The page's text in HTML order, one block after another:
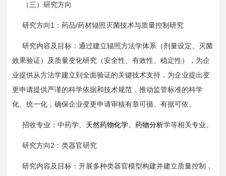
（三）研究方向
研究方向 1 ：药品/药材辐照灭菌技术与质量控制研究
研究内容及目标：通过建立辐照方法学体系（剂量设定、灭菌
效果验证）及质量变化研究（安全性、有效性、稳定性），为企
业提供从方法学建立到全面验证的关键技术支持，为企业提出变
更申请提供严谨的科学依据和技术规范，推动监管标准的科学
化、统一化，确保企业变更申请审核有章可循、有据可依。
招收专业：中药学、 天然药物化学、药物分析学等相关专业。
研究方向 2 ：类器官研究
研究内容及目标：开展多种类器官模型构建并建立质量控制，